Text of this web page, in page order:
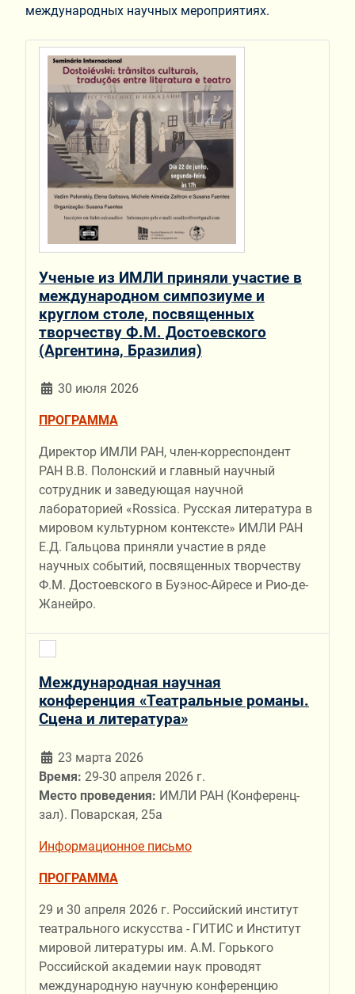
международных научных мероприятиях.
Ученые из ИМЛИ приняли участие в
международном симпозиуме и
круглом столе, посвященных
творчеству Ф.М. Достоевского
(Аргентина, Бразилия)
30 июля 2026
ПРОГРАММА
Директор ИМЛИ РАН, член-корреспондент
РАН В.В. Полонский и главный научный
сотрудник и заведующая научной
лабораторией «Rossica. Русская литература в
мировом культурном контексте» ИМЛИ РАН
Е.Д. Гальцова приняли участие в ряде
научных событий, посвященных творчеству
Ф.М. Достоевского в Буэнос-Айресе и Рио-де-
Жанейро.
Международная научная
конференция «Театральные романы.
Сцена и литература»
23 марта 2026
Время: 29-30 апреля 2026 г.
Место проведения: ИМЛИ РАН (Конференц-
зал). Поварская, 25а
Информационное письмо
ПРОГРАММА
29 и 30 апреля 2026 г. Российский институт
театрального искусства - ГИТИС и Институт
мировой литературы им. А.М. Горького
Российской академии наук проводят
международную научную конференцию